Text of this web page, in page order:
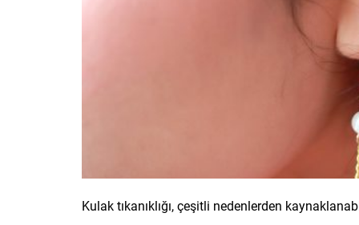
Kulak tıkanıklığı, çeşitli nedenlerden